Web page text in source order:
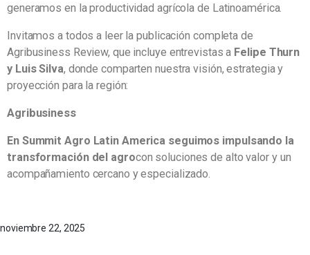
generamos en la productividad agrícola de Latinoamérica.
Invitamos a todos a leer la publicación completa de
Agribusiness Review, que incluye entrevistas a Felipe Thurn
y Luis Silva, donde comparten nuestra visión, estrategia y
proyección para la región:
Agribusiness
En Summit Agro Latin America seguimos impulsando la
transformación del agrocon soluciones de alto valor y un
acompañamiento cercano y especializado.
noviembre 22, 2025